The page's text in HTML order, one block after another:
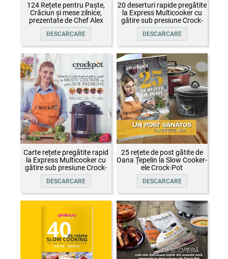
124 Rețete pentru Paște,
Crăciun și mese zilnice,
prezentate de Chef Alex
Cîrțu și invitații săi
DESCARCARE
20 deserturi rapide pregătite
la Express Multicooker cu
gătire sub presiune Crock-
Pot
DESCARCARE
Carte rețete pregătite rapid
la Express Multicooker cu
gătire sub presiune Crock-
Pot
DESCARCARE
25 rețete de post gătite de
Oana Țepelin la Slow Cooker-
ele Crock-Pot
DESCARCARE